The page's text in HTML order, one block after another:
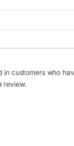
in customers who
review.